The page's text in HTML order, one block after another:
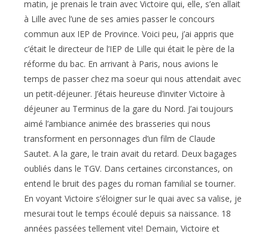
matin, je prenais le train avec Victoire qui, elle, s’en allait
à Lille avec l’une de ses amies passer le concours
commun aux IEP de Province. Voici peu, j’ai appris que
c’était le directeur de l’IEP de Lille qui était le père de la
réforme du bac. En arrivant à Paris, nous avions le
temps de passer chez ma soeur qui nous attendait avec
un petit-déjeuner. J’étais heureuse d’inviter Victoire à
déjeuner au Terminus de la gare du Nord. J’ai toujours
aimé l’ambiance animée des brasseries qui nous
transforment en personnages d’un film de Claude
Sautet. A la gare, le train avait du retard. Deux bagages
oubliés dans le TGV. Dans certaines circonstances, on
entend le bruit des pages du roman familial se tourner.
En voyant Victoire s’éloigner sur le quai avec sa valise, je
mesurai tout le temps écoulé depuis sa naissance. 18
années passées tellement vite! Demain, Victoire et